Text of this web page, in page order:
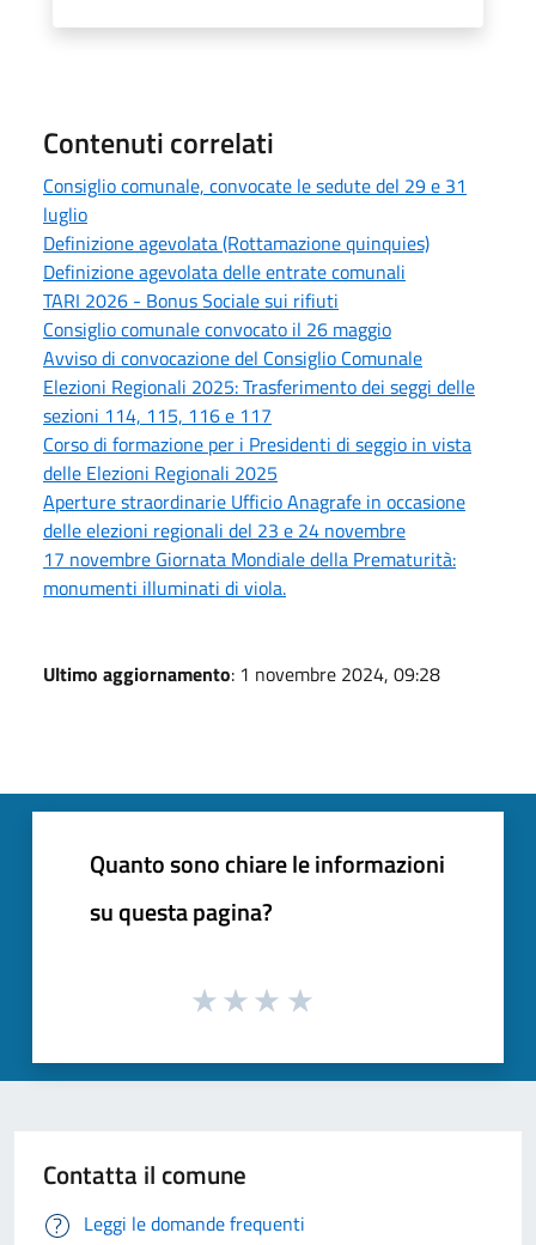
Contenuti correlati
Consiglio comunale, convocate le sedute del 29 e 31
luglio
Definizione agevolata (Rottamazione quinquies)
Definizione agevolata delle entrate comunali
TARI 2026 - Bonus Sociale sui rifiuti
Consiglio comunale convocato il 26 maggio
Avviso di convocazione del Consiglio Comunale
Elezioni Regionali 2025: Trasferimento dei seggi delle
sezioni 114, 115, 116 e 117
Corso di formazione per i Presidenti di seggio in vista
delle Elezioni Regionali 2025
Aperture straordinarie Ufficio Anagrafe in occasione
delle elezioni regionali del 23 e 24 novembre
17 novembre Giornata Mondiale della Prematurità:
monumenti illuminati di viola.
Ultimo aggiornamento: 1 novembre 2024, 09:28
Quanto sono chiare le informazioni
su questa pagina?
Contatta il comune
Leggi le domande frequenti